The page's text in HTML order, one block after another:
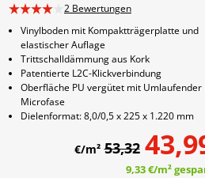
2 Bewertungen
Vinylboden mit Kompaktträgerplatte und
elastischer Auflage
Trittschalldämmung aus Kork
Patentierte L2C-Klickverbindung
Oberfläche PU vergütet mit Umlaufender
Microfase
Dielenformat: 8,0/0,5 x 225 x 1.220 mm
€/m² 53,32
9,33 €/m²